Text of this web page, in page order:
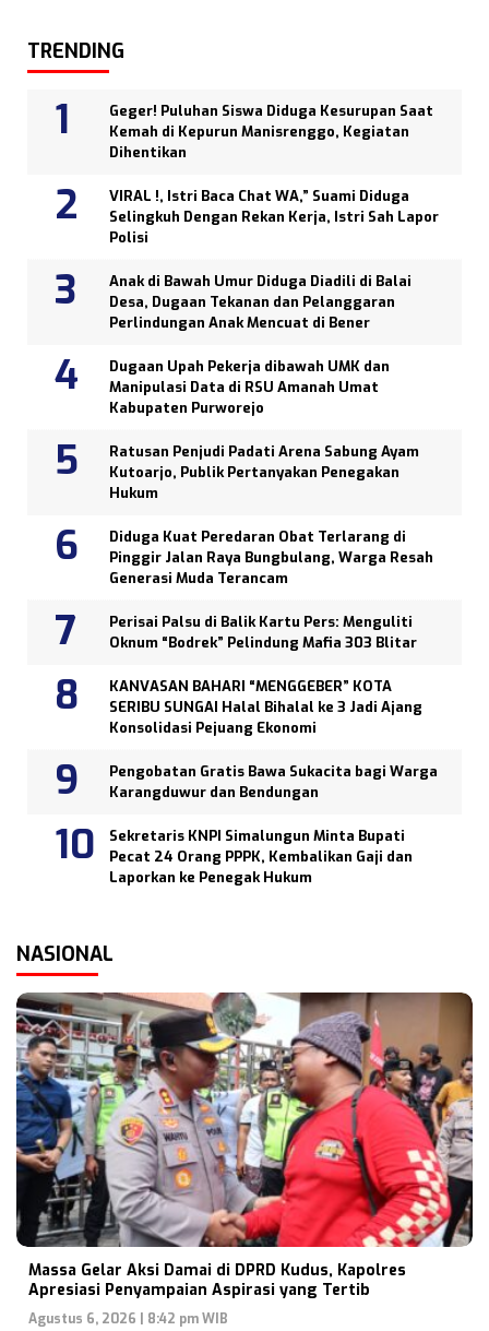
TRENDING
Geger! Puluhan Siswa Diduga Kesurupan Saat
Kemah di Kepurun Manisrenggo, Kegiatan
Dihentikan
VIRAL !, Istri Baca Chat WA,” Suami Diduga
Selingkuh Dengan Rekan Kerja, Istri Sah Lapor
Polisi
Anak di Bawah Umur Diduga Diadili di Balai
Desa, Dugaan Tekanan dan Pelanggaran
Perlindungan Anak Mencuat di Bener
Dugaan Upah Pekerja dibawah UMK dan
Manipulasi Data di RSU Amanah Umat
Kabupaten Purworejo
Ratusan Penjudi Padati Arena Sabung Ayam
Kutoarjo, Publik Pertanyakan Penegakan
Hukum
Diduga Kuat Peredaran Obat Terlarang di
Pinggir Jalan Raya Bungbulang, Warga Resah
Generasi Muda Terancam
Perisai Palsu di Balik Kartu Pers: Menguliti
Oknum “Bodrek” Pelindung Mafia 303 Blitar
KANVASAN BAHARI “MENGGEBER” KOTA
SERIBU SUNGAI Halal Bihalal ke 3 Jadi Ajang
Konsolidasi Pejuang Ekonomi
Pengobatan Gratis Bawa Sukacita bagi Warga
Karangduwur dan Bendungan
Sekretaris KNPI Simalungun Minta Bupati
Pecat 24 Orang PPPK, Kembalikan Gaji dan
Laporkan ke Penegak Hukum
NASIONAL
Massa Gelar Aksi Damai di DPRD Kudus, Kapolres
Apresiasi Penyampaian Aspirasi yang Tertib
Agustus 6, 2026 | 8:42 pm WIB